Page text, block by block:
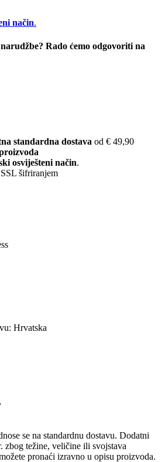
način.
Rado ćemo odgovoriti na
standardna dostava od € 49,90
osviješteni način.
SSL šifriranjem
Hrvatska
se na standardnu ​​dostavu. Dodatni
zbog težine, veličine ili svojstava
pronaći izravno u opisu proizvoda.